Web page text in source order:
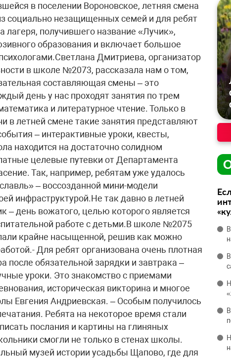
в поселении Вороновское, летняя смена
социально незащищенных семей и для ребят
лагеря, получившего название «Лучик»,
образования и включает большое
Дмитриева, организатор
в школе №2073, рассказала нам о том,
составляющая смены – это
день у нас проходят занятия по трем
и литературное чтение. Только в
в летней смене такие занятия представляют
– интерактивные уроки, квесты,
находится на достаточно солидном
целевые путевки от Департамента
Так, например, ребятам уже удалось
– воссозданной мини-модели
инфраструктурой.Не так давно в летней
день вожатого, целью которого является
работе с детьми.В школе №2075
крайне насыщенной, решив как можно
Для ребят организована очень плотная
после обязательной зарядки и завтрака –
уроки. Это знакомство с приемами
историческая викторина и многое
Евгения Андриевская. – Особым получилось
Ребята на некоторое время стали
послания и картины на глиняных
смогли не только в стенах школы.
музей истории усадьбы Щапово, где для